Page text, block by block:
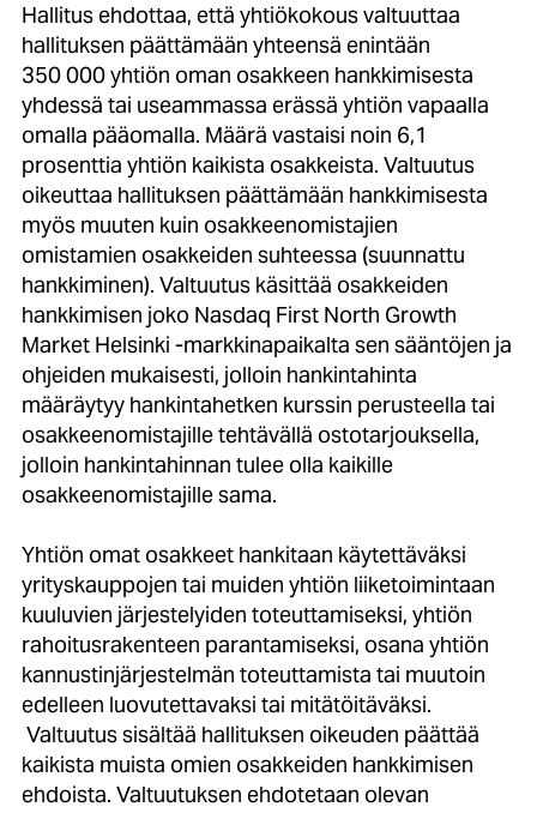
Hallitus ehdottaa, että yhtiökokous valtuuttaa
hallituksen päättämään yhteensä enintään
350 000 yhtiön oman osakkeen hankkimisesta
yhdessä tai useammassa erässä yhtiön vapaalla
omalla pääomalla. Määrä vastaisi noin 6,1
prosenttia yhtiön kaikista osakkeista. Valtuutus
oikeuttaa hallituksen päättämään hankkimisesta
myös muuten kuin osakkeenomistajien
omistamien osakkeiden suhteessa (suunnattu
hankkiminen). Valtuutus käsittää osakkeiden
hankkimisen joko Nasdaq First North Growth
Market Helsinki -markkinapaikalta sen sääntöjen ja
ohjeiden mukaisesti, jolloin hankintahinta
määräytyy hankintahetken kurssin perusteella tai
osakkeenomistajille tehtävällä ostotarjouksella,
jolloin hankintahinnan tulee olla kaikille
osakkeenomistajille sama.
Yhtiön omat osakkeet hankitaan käytettäväksi
yrityskauppojen tai muiden yhtiön liiketoimintaan
kuuluvien järjestelyiden toteuttamiseksi, yhtiön
rahoitusrakenteen parantamiseksi, osana yhtiön
kannustinjärjestelmän toteuttamista tai muutoin
edelleen luovutettavaksi tai mitätöitäväksi.
Valtuutus sisältää hallituksen oikeuden päättää
kaikista muista omien osakkeiden hankkimisen
ehdoista. Valtuutuksen ehdotetaan olevan